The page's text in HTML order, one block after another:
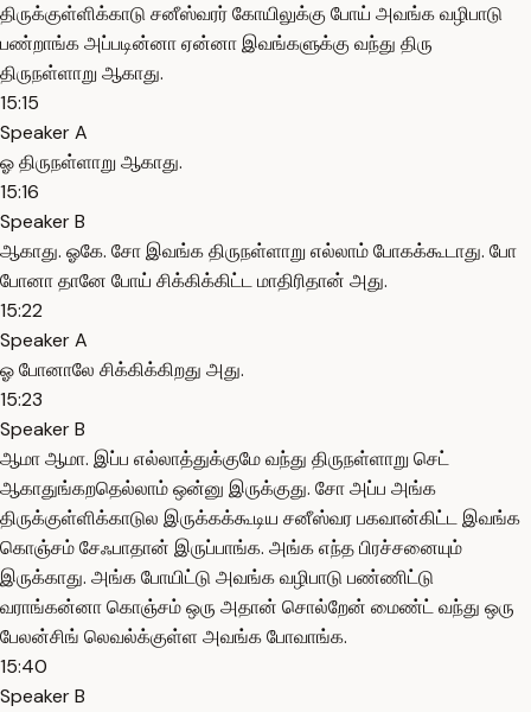
திருக்குள்ளிக்காடு சனீஸ்வரர் கோயிலுக்கு போய் அவங்க வழிபாடு
பண்றாங்க அப்படின்னா ஏன்னா இவங்களுக்கு வந்து திரு
திருநள்ளாறு ஆகாது.
15:15
Speaker A
ஓ திருநள்ளாறு ஆகாது.
15:16
Speaker B
ஆகாது. ஓகே. சோ இவங்க திருநள்ளாறு எல்லாம் போகக்கூடாது. போ
போனா தானே போய் சிக்கிக்கிட்ட மாதிரிதான் அது.
15:22
Speaker A
ஓ போனாலே சிக்கிக்கிறது அது.
15:23
Speaker B
ஆமா ஆமா. இப்ப எல்லாத்துக்குமே வந்து திருநள்ளாறு செட்
ஆகாதுங்கறதெல்லாம் ஒன்னு இருக்குது. சோ அப்ப அங்க
திருக்குள்ளிக்காடுல இருக்கக்கூடிய சனீஸ்வர பகவான்கிட்ட இவங்க
கொஞ்சம் சேஃபாதான் இருப்பாங்க. அங்க எந்த பிரச்சனையும்
இருக்காது. அங்க போயிட்டு அவங்க வழிபாடு பண்ணிட்டு
வராங்கன்னா கொஞ்சம் ஒரு அதான் சொல்றேன் மைண்ட் வந்து ஒரு
பேலன்சிங் லெவல்க்குள்ள அவங்க போவாங்க.
15:40
Speaker B